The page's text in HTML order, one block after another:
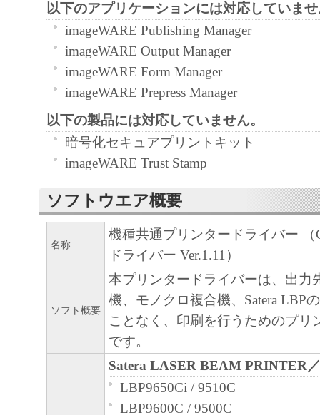
非独占的権利をお客様に対して許諾します
た「指定機器」にネットワークを通じて接
ューター上で、かかるコンピューターの使
「本ソフトウェア」を使用させることがで
るコンピューターの使用者に本契約書上の
を遵守させるとともに、その履行に関し全
を条件とします。
(2) お客様は、上記(1)に基づいて「本ソフ
部、複製することができます。
(3) 上記(1)および(2)に定める場合を除き、
ヤノンのライセンサーのいかなる知的財産
と黙示たるとを問わず、本契約書によって
るいは許諾されるものではありません。
２．制限
(1) お客様は、再使用許諾、譲渡、販売、
くは貸与その他の方法により、第三者に「
ア」を使用させることはできません。
(2) お客様は、「本ソフトウェア」の全部
正、改変、逆コンパイル、逆アセンブル、
以下のアプリケーションには対応していま
imageWARE Publishing Manager
imageWARE Output Manager
imageWARE Form Manager
imageWARE Prepress Manager
以下の製品には対応していません。
暗号化セキュアプリントキット
imageWARE Trust Stamp
ソフトウエア概要
名称
機種共通プリンタードライバー
ドライバー Ver.1.11）
ソフト概要
本プリンタードライバーは、出力
機、モノクロ複合機、Satera LBP
ことなく、印刷を行うためのプリ
です。
Satera LASER BEAM PRINTER
LBP9650Ci / 9510C
LBP9600C / 9500C